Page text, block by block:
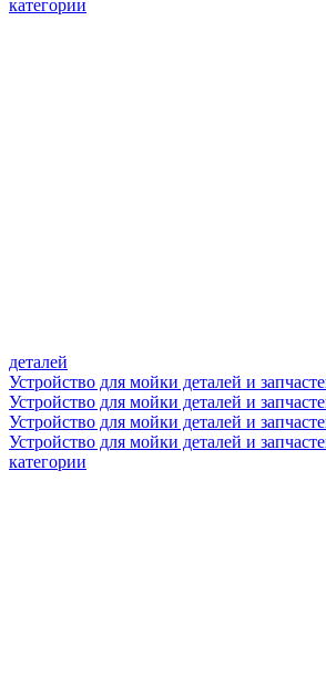
категории
деталей
Устройство для мойки деталей и
Устройство для мойки деталей и
Устройство для мойки деталей и
Устройство для мойки деталей и
категории